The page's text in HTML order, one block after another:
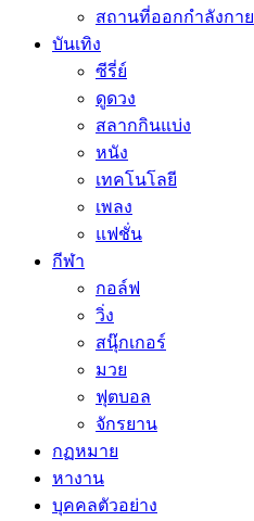
สถานที่ออกกำลังกาย
บันเทิง
ซีรี่ย์
ดูดวง
สลากกินแบ่ง
หนัง
เทคโนโลยี
เพลง
แฟชั่น
กีฬา
กอล์ฟ
วิ่ง
สนุ๊กเกอร์
มวย
ฟุตบอล
จักรยาน
กฏหมาย
หางาน
บุคคลตัวอย่าง